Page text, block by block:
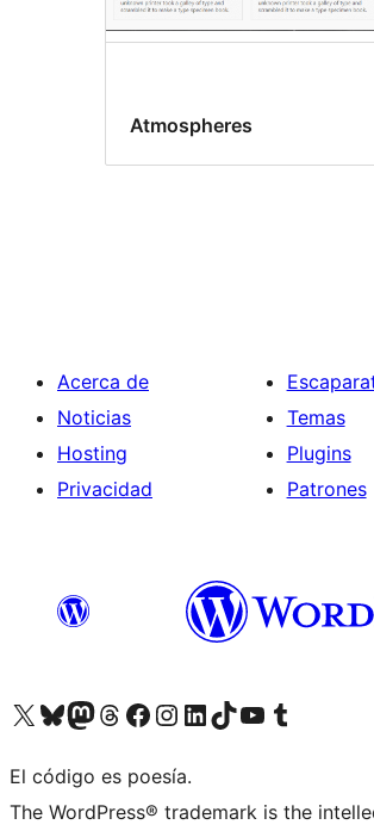
Atmospheres
Acerca de
Noticias
Hosting
Privacidad
Temas
Plugins
Patrones
Visitá nuestra cuenta de X (anteriormente Twitter)
Visitá nuestra cuenta de Bluesky
Visitá nuestra cuenta de Mastodon
Visitá nuestra cuenta de Threads
Visitá nuestra página de Facebook
Visitá nuestra cuenta de Instagram
Visitá nuestra cuenta de LinkedIn
Visitá nuestra cuenta de TikTok
Visitá nuestro canal de YouTube
Visitá nuestra cuenta de Tumblr
El código es poesía.
The WordPress® trademark is the